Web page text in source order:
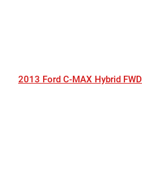
2013 Ford C-MAX Hybrid FWD